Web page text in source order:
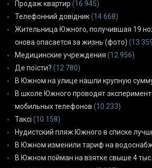
Продаж квартир (16 945)
Телефонний довідник(14 668)
Жительница Южного, получившая 19
снова опасается за жизнь (фото) (13
Медицинские учреждения (12 956)
Де поїсти? (12 780)
В Южном на улице нашли крупную
В школе Южного проводят эксперимент
мобильных телефонов (10 233)
Таксі (10 158)
Нудистский пляж Южного в списке
В Южном изменили тариф на
В Южном пойман на взятке свыше 4